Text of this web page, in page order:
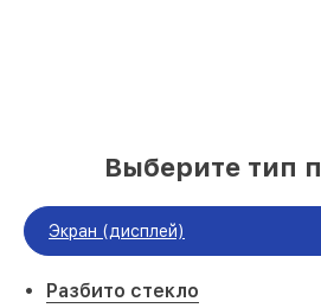
Выберите тип
Экран (дисплей)
Разбито стекло